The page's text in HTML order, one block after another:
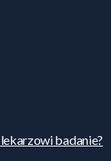
badanie?